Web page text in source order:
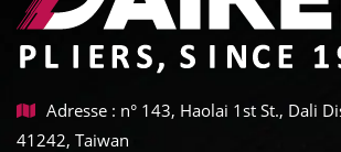
Adresse : n° 143, Haolai 1st St., Dali
41242, Taiwan